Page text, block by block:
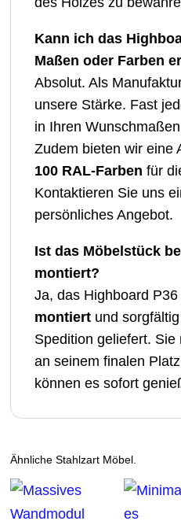
Kann ich das
Maßen oder Farben
Absolut. Als
unsere Stärke. Fast
in Ihren
Zudem bieten wir eine
100 RAL-Farben für
Kontaktieren Sie uns
persönliches Angebot.
Ist das Möbelstück
montiert?
Ja, das Highboard P36
montiert und
Spedition geliefert.
an seinem finalen
können es sofort
Ähnliche Stahlzart Möbel.